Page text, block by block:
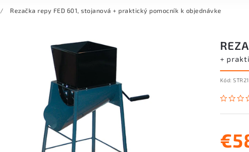
/ Rezačka repy FED 601, stojanová + praktický pomocník k objednávke
+
Kód: